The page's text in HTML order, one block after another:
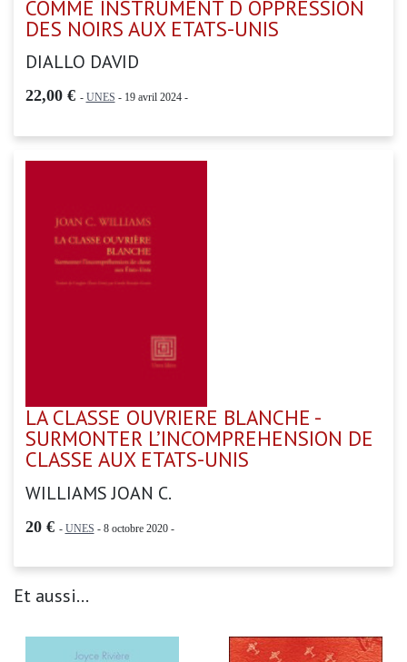
COMME INSTRUMENT D OPPRESSION
DES NOIRS AUX ETATS-UNIS
DIALLO DAVID
22,00 € - UNES - 19 avril 2024 -
LA CLASSE OUVRIERE BLANCHE -
SURMONTER L’INCOMPREHENSION DE
CLASSE AUX ETATS-UNIS
WILLIAMS JOAN C.
20 € - UNES - 8 octobre 2020 -
Et aussi...